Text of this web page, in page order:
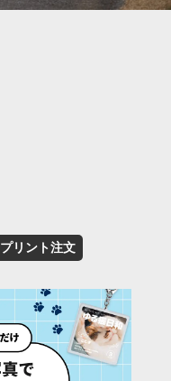
プリント注文